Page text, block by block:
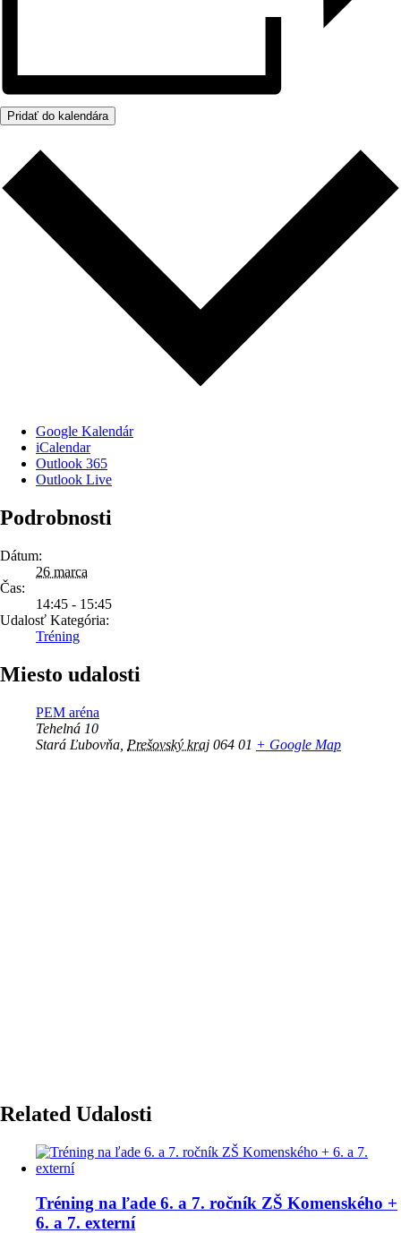
Pridať do kalendára
Google Kalendár
iCalendar
Outlook 365
Outlook Live
Podrobnosti
Dátum:
26 marca
Čas:
14:45 - 15:45
Udalosť Kategória:
Tréning
Miesto udalosti
PEM aréna
Tehelná 10
Stará Ľubovňa Prešovský kraj 064 01 + Google Map
Related Udalosti
Tréning na ľade 6. a 7. ročník ZŠ Komenského +
6. a 7. externí